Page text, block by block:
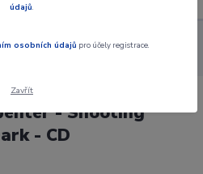
Carpenter - Shooting Straight In The
- Shooting
- CD
údajů.
osobních údajů pro účely registrace.
Zavřít